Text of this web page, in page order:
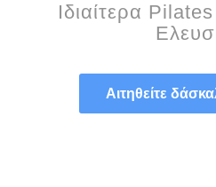
Ιδιαίτερα
Αιτηθείτε